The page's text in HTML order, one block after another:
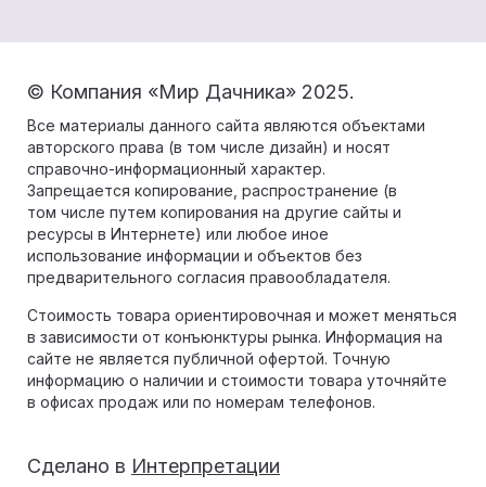
© Компания «Мир Дачника» 2025.
Все материалы данного сайта являются объектами
авторского права (в том числе дизайн) и носят
справочно-информационный характер.
Запрещается копирование, распространение (в
том числе путем копирования на другие сайты и
ресурсы в Интернете) или любое иное
использование информации и объектов без
предварительного согласия правообладателя.
Стоимость товара ориентировочная и может меняться
в зависимости от конъюнктуры рынка. Информация на
сайте не является публичной офертой. Точную
информацию о наличии и стоимости товара уточняйте
в офисах продаж или по номерам телефонов.
Сделано в Интерпретации